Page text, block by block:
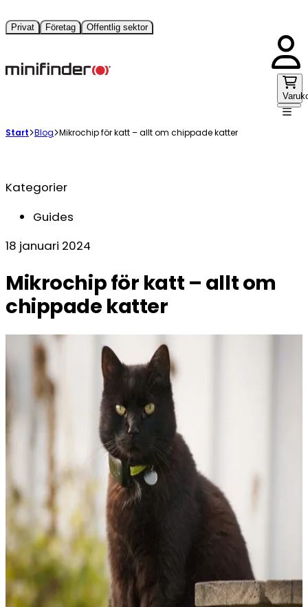
Privat Företag Offentlig sektor
Start Blog Mikrochip för katt – allt om chippade katter
Kategorier
Guides
18 januari 2024
Mikrochip för katt – allt om
chippade katter